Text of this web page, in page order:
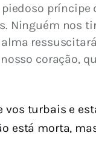
piedoso príncipe
Ninguém nos
coração,
vos turbais e
está morta,